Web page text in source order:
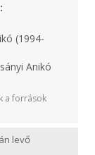
(1994-
Anikó
a források
levő